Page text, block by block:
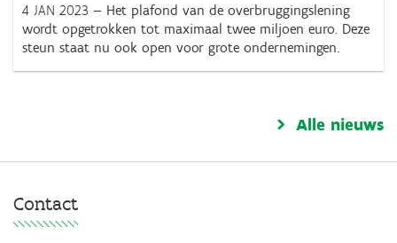
4 JAN 2023
Het plafond van de overbruggingslening
wordt opgetrokken tot maximaal twee miljoen euro. Deze
steun staat nu ook open voor grote ondernemingen.
Alle nieuws
Contact